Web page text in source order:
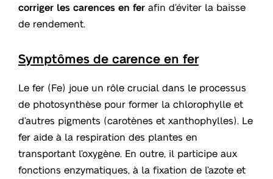
corriger les carences en fer afin d’éviter la baisse
de rendement.
Symptômes de carence en fer
Le fer (Fe) joue un rôle crucial dans le processus
de photosynthèse pour former la chlorophylle et
d’autres pigments (carotènes et xanthophylles). Le
fer aide à la respiration des plantes en
transportant l’oxygène. En outre, il participe aux
fonctions enzymatiques, à la fixation de l’azote et